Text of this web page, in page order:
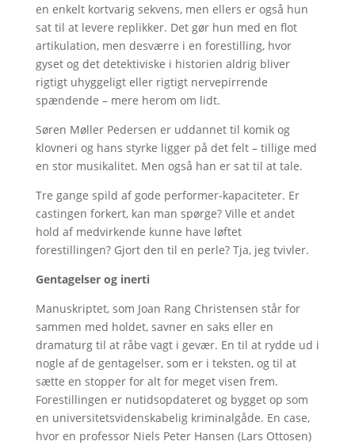
en enkelt kortvarig sekvens, men ellers er også hun
sat til at levere replikker. Det gør hun med en flot
artikulation, men desværre i en forestilling, hvor
gyset og det detektiviske i historien aldrig bliver
rigtigt uhyggeligt eller rigtigt nervepirrende
spændende – mere herom om lidt.
Søren Møller Pedersen er uddannet til komik og
klovneri og hans styrke ligger på det felt – tillige med
en stor musikalitet. Men også han er sat til at tale.
Tre gange spild af gode performer-kapaciteter. Er
castingen forkert, kan man spørge? Ville et andet
hold af medvirkende kunne have løftet
forestillingen? Gjort den til en perle? Tja, jeg tvivler.
Gentagelser og inerti
Manuskriptet, som Joan Rang Christensen står for
sammen med holdet, savner en saks eller en
dramaturg til at råbe vagt i gevær. En til at rydde ud i
nogle af de gentagelser, som er i teksten, og til at
sætte en stopper for alt for meget visen frem.
Forestillingen er nutidsopdateret og bygget op som
en universitetsvidenskabelig kriminalgåde. En case,
hvor en professor Niels Peter Hansen (Lars Ottosen)